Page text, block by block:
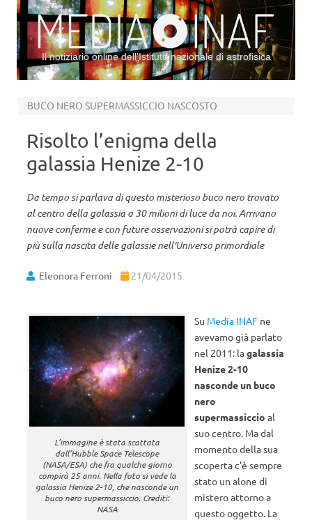
Il notiziario online dell’Istituto nazionale di astrofisica
BUCO NERO SUPERMASSICCIO NASCOSTO
Risolto l’enigma della
galassia Henize 2-10
Da tempo si parlava di questo misterioso buco nero trovato
al centro della galassia a 30 milioni di luce da noi. Arrivano
nuove conferme e con future osservazioni si potrà capire di
più sulla nascita delle galassie nell'Universo primordiale
Eleonora Ferroni 21/04/2015
L’immagine è stata scattata
dall’Hubble Space Telescope
(NASA/ESA) che fra qualche giorno
compirà 25 anni. Nella foto si vede la
galassia Henize 2-10, che nasconde un
buco nero supermassiccio. Crediti:
NASA
Su Media INAF ne
avevamo già parlato
nel 2011: lagalassia
Henize 2-10
nasconde un buco
nero
supermassiccioal
suo centro. Ma dal
momento della sua
scoperta c’è sempre
stato un alone di
mistero attorno a
questo oggetto. La